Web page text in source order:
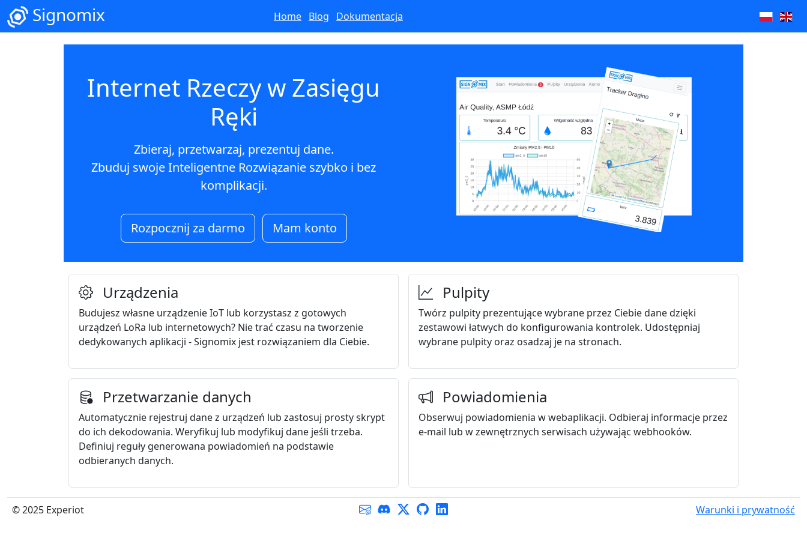
Signomix Home Blog Dokumentacja
Internet Rzeczy w Zasięgu
Ręki
Zbieraj, przetwarzaj, prezentuj dane.
Zbuduj swoje Inteligentne Rozwiązanie szybko i bez
komplikacji.
Rozpocznij za darmo Mam konto
Urządzenia
Budujesz własne urządzenie IoT lub korzystasz z gotowych
urządzeń LoRa lub internetowych? Nie trać czasu na tworzenie
dedykowanych aplikacji - Signomix jest rozwiązaniem dla Ciebie.
Pulpity
Twórz pulpity prezentujące wybrane przez Ciebie dane dzięki
zestawowi łatwych do konfigurowania kontrolek. Udostępniaj
wybrane pulpity oraz osadzaj je na stronach.
Przetwarzanie danych
Automatycznie rejestruj dane z urządzeń lub zastosuj prosty skrypt
do ich dekodowania. Weryfikuj lub modyfikuj dane jeśli trzeba.
Definiuj reguły generowana powiadomień na podstawie
odbieranych danych.
Powiadomienia
Obserwuj powiadomienia w webaplikacji. Odbieraj informacje przez
e-mail lub w zewnętrznych serwisach używając webhooków.
© 2025 Experiot Warunki i prywatność